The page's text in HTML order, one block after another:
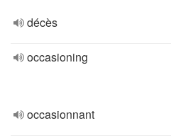
décès
occasioning
occasionnant